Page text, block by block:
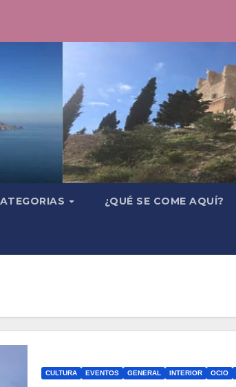
¿QUÉ SE COME AQUÍ?
CULTURA EVENTOS GENERAL INTERIOR OCIO